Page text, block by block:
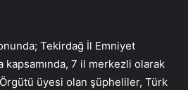
Tekirdağ İl Emniyet
7 il merkezli olarak
üyesi olan şüpheliler, Türk